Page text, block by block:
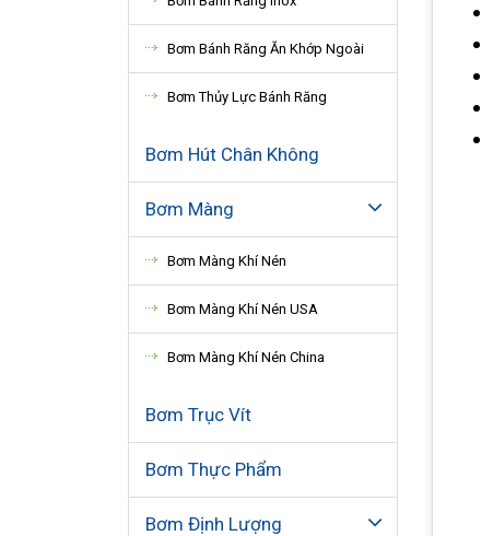
Bơm Bánh Răng Ăn Khớp Ngoài
Bơm Thủy Lực Bánh Răng
Bơm Hút Chân Không
Bơm Màng
Bơm Màng Khí Nén
Bơm Màng Khí Nén USA
Bơm Màng Khí Nén China
Bơm Trục Vít
Bơm Thực Phẩm
Bơm Định Lượng